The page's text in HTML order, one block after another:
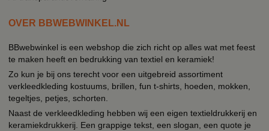
OVER BBWEBWINKEL.NL
BBwebwinkel is een webshop die zich richt op alles wat met feest
te maken heeft en bedrukking van textiel en keramiek!
Zo kun je bij ons terecht voor een uitgebreid assortiment
verkleedkleding kostuums, brillen, fun t-shirts, hoeden, mokken,
tegeltjes, petjes, schorten.
Naast de verkleedkleding hebben wij een eigen textieldrukkerij en
keramiekdrukkerij. Een grappige tekst, een slogan, een quote je